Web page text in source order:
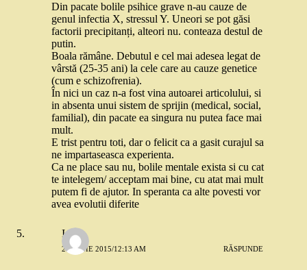
Din pacate bolile psihice grave n-au cauze de
genul infectia X, stressul Y. Uneori se pot găsi
factorii precipitanți, alteori nu. conteaza destul de
putin.
Boala rămâne. Debutul e cel mai adesea legat de
vârstă (25-35 ani) la cele care au cauze genetice
(cum e schizofrenia).
În nici un caz n-a fost vina autoarei articolului, si
in absenta unui sistem de sprijin (medical, social,
familial), din pacate ea singura nu putea face mai
mult.
E trist pentru toti, dar o felicit ca a gasit curajul sa
ne impartaseasca experienta.
Ca ne place sau nu, bolile mentale exista si cu cat
te intelegem/ acceptam mai bine, cu atat mai mult
putem fi de ajutor. In speranta ca alte povesti vor
avea evolutii diferite
Ioana
28 IUNIE 2015/12:13 AM RĂSPUNDE